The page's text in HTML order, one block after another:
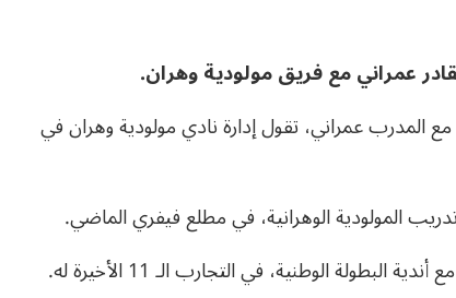
عمراني مع فريق مولودية وهران.
المدرب عمراني، تقول إدارة نادي مولودية وهران في
المولودية الوهرانية، في مطلع فيفري الماضي.
واعتاد المدرب عمراني على العمل لِفترة قصيرة مع أندية البطولة الوطنية، في التجارب الـ 11 الأخيرة له.